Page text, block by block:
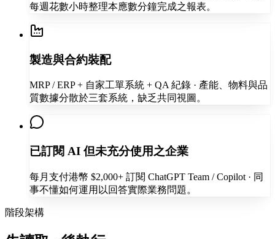
每週花數小時整理本應數分鐘完成之報表。
製造與合約裝配
MRP / ERP + 自家工單系統 + QA 紀錄 · 產能、物料與品
質數據分散於三套系統，缺乏共同視圖。
已訂閱 AI 但未充分使用之企業
每月支付港幣 $2,000+ 訂閱 ChatGPT Team / Copilot · 同
事不懂如何運用以回答實際業務問題。
階段架構